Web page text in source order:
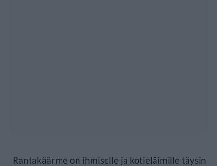
Rantakäärme on ihmiselle ja kotieläimille täysin